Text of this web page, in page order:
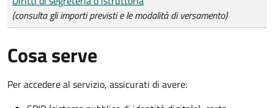
(consulta gli importi previsti e le modalità di versamento)
Cosa serve
Per accedere al servizio, assicurati di avere: